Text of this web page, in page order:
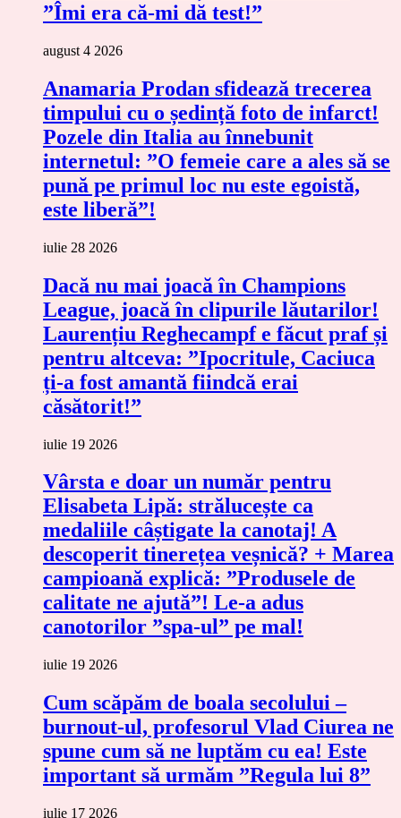
”Îmi era că-mi dă test!”
august 4 2026
Anamaria Prodan sfidează trecerea
timpului cu o ședință foto de infarct!
Pozele din Italia au înnebunit
internetul: ”O femeie care a ales să se
pună pe primul loc nu este egoistă,
este liberă”!
iulie 28 2026
Dacă nu mai joacă în Champions
League, joacă în clipurile lăutarilor!
Laurențiu Reghecampf e făcut praf și
pentru altceva: ”Ipocritule, Caciuca
ți-a fost amantă fiindcă erai
căsătorit!”
iulie 19 2026
Vârsta e doar un număr pentru
Elisabeta Lipă: strălucește ca
medaliile câștigate la canotaj! A
descoperit tinerețea veșnică? + Marea
campioană explică: ”Produsele de
calitate ne ajută”! Le-a adus
canotorilor ”spa-ul” pe mal!
iulie 19 2026
Cum scăpăm de boala secolului –
burnout-ul, profesorul Vlad Ciurea ne
spune cum să ne luptăm cu ea! Este
important să urmăm ”Regula lui 8”
iulie 17 2026